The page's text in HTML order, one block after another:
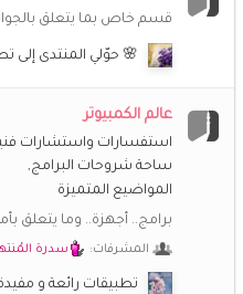
قسم خاص بما يتعلق
🌸 حوّلي المنتدى إلى
عالم الكمبيوتر
استفسارات واستشارات
ساحة شروحات البرامج
المواضيع المتميزة
برامج.. أجهزة.. وما يتعلق
المشرفات: سدرة المُنتهى
تطبيقات رائعة و